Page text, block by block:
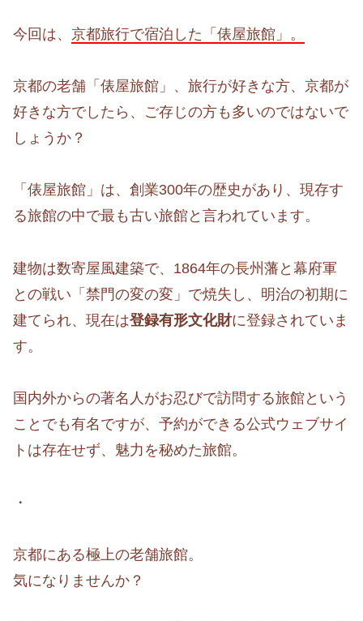
今回は、 京都旅行で宿泊した「俵屋旅館」。
京都の老舗「俵屋旅館」、旅行が好きな方、京都が
好きな方でしたら、ご存じの方も多いのではないで
しょうか？
「俵屋旅館」は、創業300年の歴史があり、現存す
る旅館の中で最も古い旅館と言われています。
建物は数寄屋風建築で、1864年の長州藩と幕府軍
との戦い「禁門の変の変」で焼失し、明治の初期に
建てられ、現在は登録有形文化財に登録されていま
す。
国内外からの著名人がお忍びで訪問する旅館という
ことでも有名ですが、予約ができる公式ウェブサイ
トは存在せず、魅力を秘めた旅館。
・
京都にある極上の老舗旅館。
気になりませんか？